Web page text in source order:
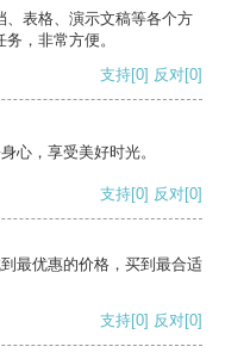
、表格、演示文稿等各个方
，非常方便。
支持[0] 反对[0]
心，享受美好时光。
支持[0] 反对[0]
最优惠的价格，买到最合适
支持[0] 反对[0]